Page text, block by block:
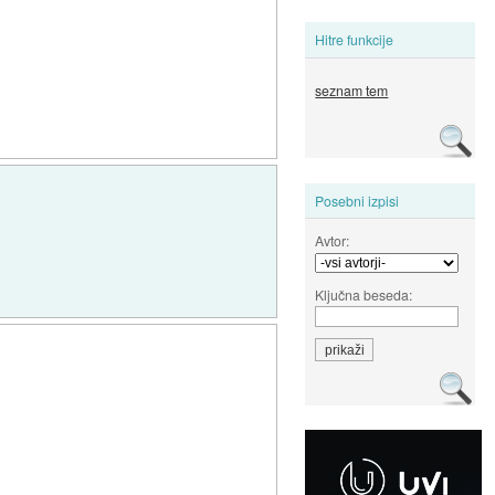
Hitre funkcije
seznam tem
Posebni izpisi
Avtor:
Ključna beseda: